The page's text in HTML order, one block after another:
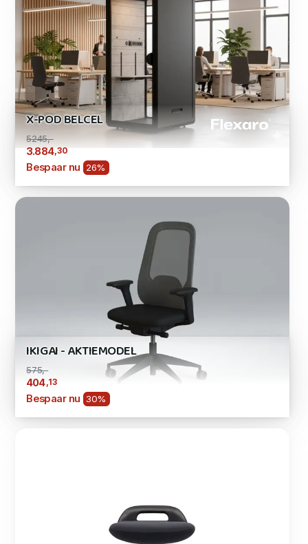
X-POD BELCEL
5245,-
3.884,30
Bespaar nu 26%
IKIGAI - AKTIEMODEL
575,-
404,13
Bespaar nu 30%